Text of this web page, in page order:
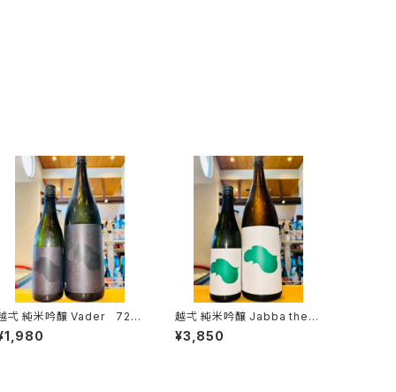
米吟醸 Vader 720
１本（株式会社越後鶴亀・
潟県新潟市西蒲区竹野町）
越弌 純米吟醸 Jabba the H
1800ml１本（株式会社越
後鶴亀・新潟県新潟市西蒲区
¥3,850